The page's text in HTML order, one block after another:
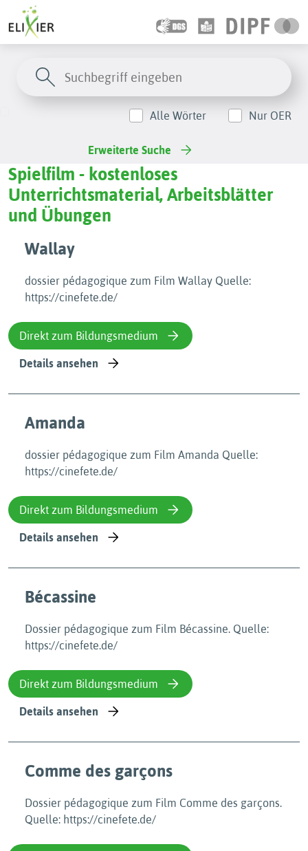
Alle Wörter Nur OER
Erweiterte Suche
Spielfilm - kostenloses
Unterrichtsmaterial, Arbeitsblätter
und Übungen
Wallay
dossier pédagogique zum Film Wallay Quelle:
https://cinefete.de/
Direkt zum Bildungsmedium
Details ansehen
Amanda
dossier pédagogique zum Film Amanda Quelle:
https://cinefete.de/
Direkt zum Bildungsmedium
Details ansehen
Bécassine
Dossier pédagogique zum Film Bécassine. Quelle:
https://cinefete.de/
Direkt zum Bildungsmedium
Details ansehen
Comme des garçons
Dossier pédagogique zum Film Comme des garçons.
Quelle: https://cinefete.de/